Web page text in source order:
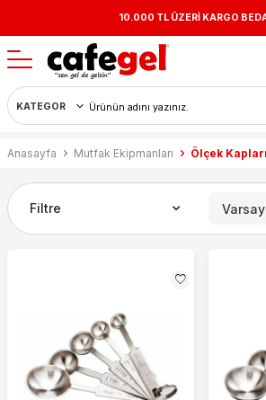
10.000 TL ÜZERİ KARGO
Anasayfa Mutfak Ekipmanları Ölçek Kapları
Filtre